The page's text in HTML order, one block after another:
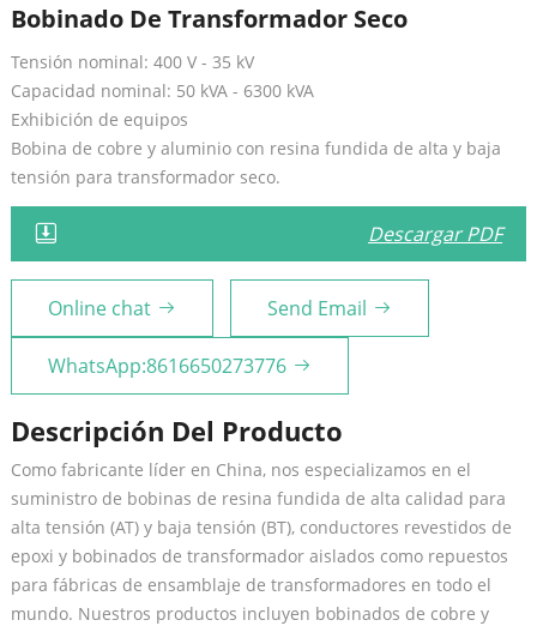
Bobinado De Transformador Seco
Tensión nominal: 400 V - 35 kV
Capacidad nominal: 50 kVA - 6300 kVA
Exhibición de equipos
Bobina de cobre y aluminio con resina fundida de alta y baja
tensión para transformador seco.
Descargar PDF
Online chat Send Email
WhatsApp:8616650273776
Descripción Del Producto
Como fabricante líder en China, nos especializamos en el
suministro de bobinas de resina fundida de alta calidad para
alta tensión (AT) y baja tensión (BT), conductores revestidos de
epoxi y bobinados de transformador aislados como repuestos
para fábricas de ensamblaje de transformadores en todo el
mundo. Nuestros productos incluyen bobinados de cobre y